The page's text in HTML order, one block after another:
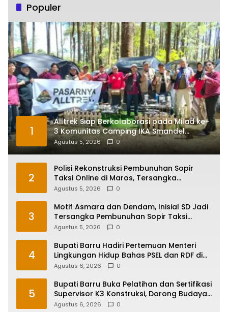
Populer
1
Alltrek Siap Berkolaborasi pada Milad ke-
3 Komunitas Camping IKA Smandel
Makassar di Malino
Agustus 5, 2026 0
2
Polisi Rekonstruksi Pembunuhan Sopir
Taksi Online di Maros, Tersangka
Peragakan 24 Adegan
Agustus 5, 2026 0
3
Motif Asmara dan Dendam, Inisial SD Jadi
Tersangka Pembunuhan Sopir Taksi
Online di Maros
Agustus 5, 2026 0
4
Bupati Barru Hadiri Pertemuan Menteri
Lingkungan Hidup Bahas PSEL dan RDF di
Sulsel
Agustus 6, 2026 0
5
Bupati Barru Buka Pelatihan dan Sertifikasi
Supervisor K3 Konstruksi, Dorong Budaya
Zero Accident
Agustus 6, 2026 0